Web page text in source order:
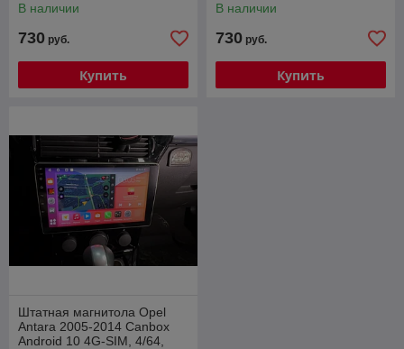
В наличии
730 руб.
Купить
В наличии
730 руб.
Купить
Штатная магнитола Opel
Antara 2005-2014 Canbox
Android 10 4G-SIM, 4/64,